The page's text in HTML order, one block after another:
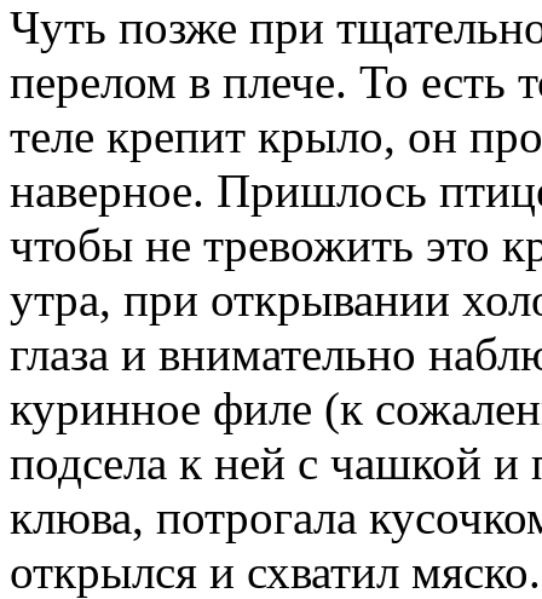
Чуть позже при
перелом в плече. То есть
теле крепит крыло, он
наверное. Пришлось
чтобы не тревожить это
утра, при открывании
глаза и внимательно
куринное филе (к
подсела к ней с чашкой
клюва, потрогала
открылся и схватил